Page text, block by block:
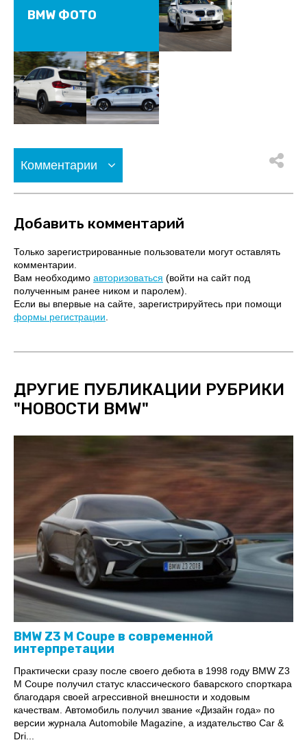
BMW ФОТО
Комментарии
Добавить комментарий
Только зарегистрированные пользователи могут оставлять
комментарии.
Вам необходимо авторизоваться (войти на сайт под
полученным ранее ником и паролем).
Если вы впервые на сайте, зарегистрируйтесь при помощи
формы регистрации.
ДРУГИЕ ПУБЛИКАЦИИ РУБРИКИ
"НОВОСТИ BMW"
BMW Z3 M Coupe в современной
интерпретации
Практически сразу после своего дебюта в 1998 году BMW Z3
M Coupe получил статус классического баварского спорткара
благодаря своей агрессивной внешности и ходовым
качествам. Автомобиль получил звание «Дизайн года» по
версии журнала Automobile Magazine, а издательство Car &
Dri...